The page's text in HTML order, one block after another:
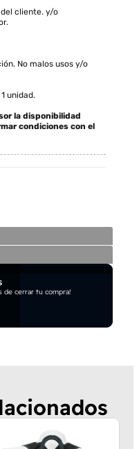
cliente. y/o
No malos usos y/o
unidad.
la disponibilidad
condiciones con el
de cerrar tu compra!